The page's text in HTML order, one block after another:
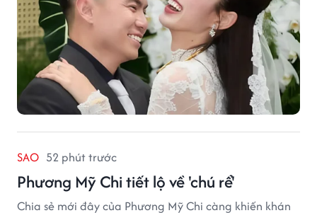
SAO 52 phút trước
Phương Mỹ Chi tiết lộ về 'chú rể'
Chia sẻ mới đây của Phương Mỹ Chi càng khiến khán